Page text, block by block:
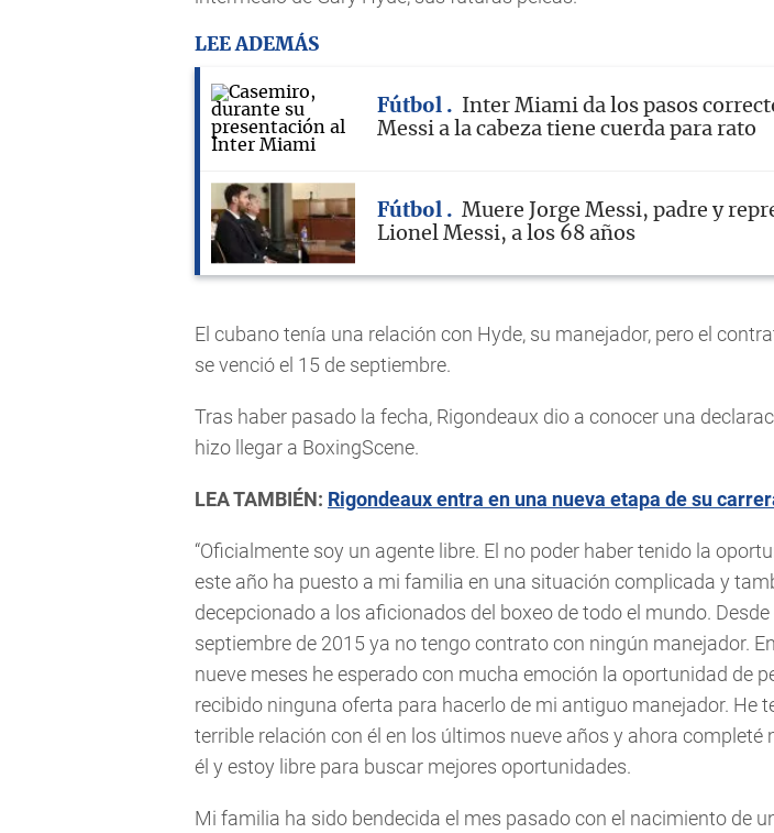
LEE ADEMÁS
Fútbol
Inter Miami da los pasos
Messi a la cabeza tiene cuerda para rato
Fútbol
Muere Jorge Messi, padre y
Lionel Messi, a los 68 años
El cubano tenía una relación con Hyde, su manejador, pero el
se venció el 15 de septiembre.
Tras haber pasado la fecha, Rigondeaux dio a conocer una
hizo llegar a BoxingScene.
LEA TAMBIÉN: Rigondeaux entra en una nueva etapa de su
“Oficialmente soy un agente libre. El no poder haber tenido la
este año ha puesto a mi familia en una situación complicada y
decepcionado a los aficionados del boxeo de todo el mundo. Desde
septiembre de 2015 ya no tengo contrato con ningún manejador.
nueve meses he esperado con mucha emoción la oportunidad de
recibido ninguna oferta para hacerlo de mi antiguo manejador. He
terrible relación con él en los últimos nueve años y ahora completé
él y estoy libre para buscar mejores oportunidades.
Mi familia ha sido bendecida el mes pasado con el nacimiento de